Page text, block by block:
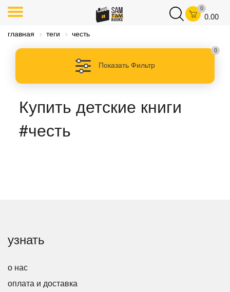
0
0.00
главная теги честь
Показать Фильтр
0
Купить детские книги
#честь
узнать
о нас
оплата и доставка